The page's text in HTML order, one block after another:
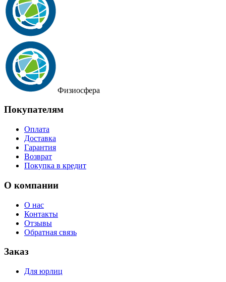
Физиосфера
Покупателям
Оплата
Доставка
Гарантия
Возврат
Покупка в кредит
О компании
О нас
Контакты
Отзывы
Обратная связь
Заказ
Для юрлиц